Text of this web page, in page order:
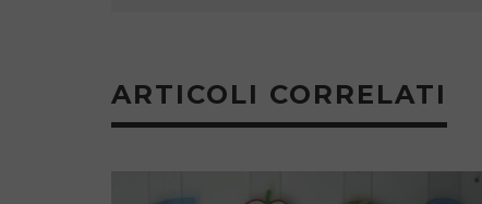
ARTICOLI CORRELATI